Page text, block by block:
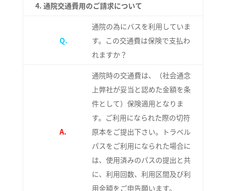
4. 通院交通費用のご請求について
Q.
通院の為にバスを利用していま
す。この交通費は保険で支払わ
れますか？
A.
通院時の交通費は、（社会通念
上弊社が妥当と認めた金額を条
件として）保険適用となりま
す。ご利用になられた際の切符
原本をご提出下さい。トラベル
パスをご利用になられた場合に
は、使用済みのパスの提出と共
に、利用回数、利用区間及び利
用金額をご申告願います。